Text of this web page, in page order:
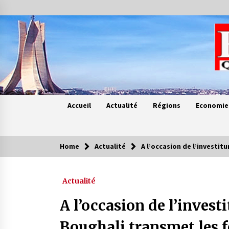
to
content
Accueil Actualité Régions Economie
Contes de chez nous
4 ans ago
Home Actualité A l’occasion de
Actualité
A l’occasion de